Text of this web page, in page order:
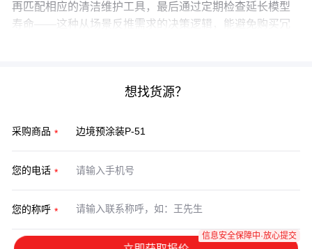
再匹配相应的清洁维护工具，最后通过定期检查延长模型
寿命——这种从场景反推需求的决策逻辑，能避免购买冗
想找货源？
采购商品
您的电话
您的称呼
信息安全保障中·放心提交